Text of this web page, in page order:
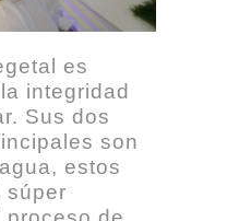
es
integridad
Sus dos
son
estos
súper